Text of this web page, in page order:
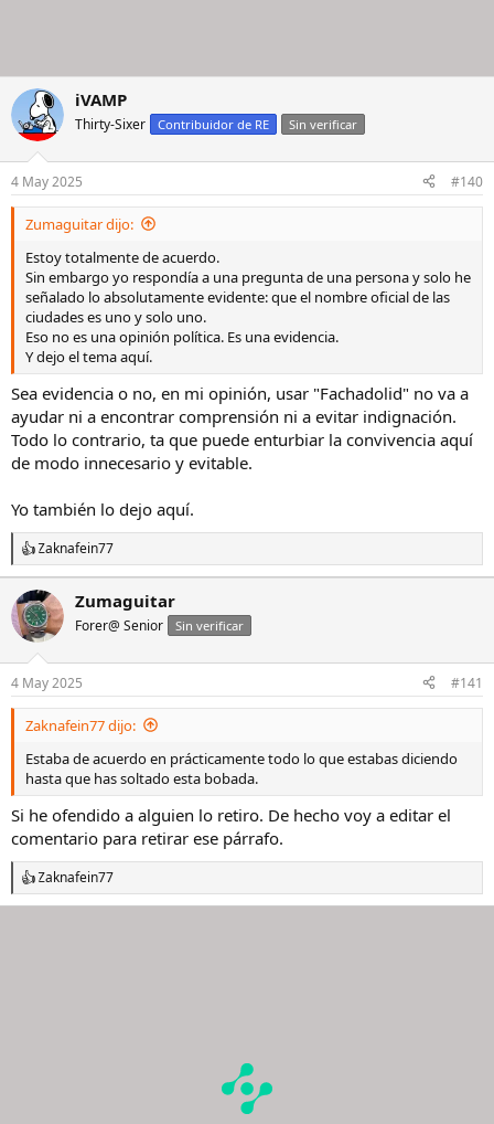
iVAMP
Thirty-Sixer Contribuidor de RE Sin verificar
4 May 2025 #140
Zumaguitar dijo:
Estoy totalmente de acuerdo.
Sin embargo yo respondía a una pregunta de una persona y solo he
señalado lo absolutamente evidente: que el nombre oficial de las
ciudades es uno y solo uno.
Eso no es una opinión política. Es una evidencia.
Y dejo el tema aquí.
Sea evidencia o no, en mi opinión, usar "Fachadolid" no va a
ayudar ni a encontrar comprensión ni a evitar indignación.
Todo lo contrario, ta que puede enturbiar la convivencia aquí
de modo innecesario y evitable.
Yo también lo dejo aquí.
R
e
a
c
c
o
n
e
Zaknafein77
Zumaguitar
Forer@ Senior Sin verificar
4 May 2025 #141
Zaknafein77 dijo:
Estaba de acuerdo en prácticamente todo lo que estabas diciendo
hasta que has soltado esta bobada.
Si he ofendido a alguien lo retiro. De hecho voy a editar el
comentario para retirar ese párrafo.
R
e
Zaknafein77